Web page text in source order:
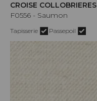
CROISE COLLOBRIERES
F0556 - Saumon
Tapisserie Passepoil